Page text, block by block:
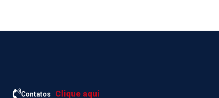
Contatos Clique aqui